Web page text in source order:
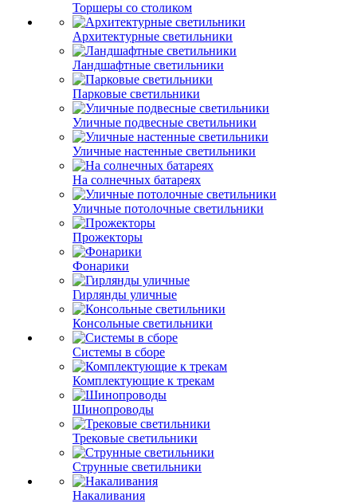
Торшеры со столиком
Архитектурные светильники
Ландшафтные светильники
Парковые светильники
Уличные подвесные светильники
Уличные настенные светильники
На солнечных батареях
Уличные потолочные светильники
Прожекторы
Фонарики
Гирлянды уличные
Консольные светильники
Системы в сборе
Комплектующие к трекам
Шинопроводы
Трековые светильники
Струнные светильники
Накаливания